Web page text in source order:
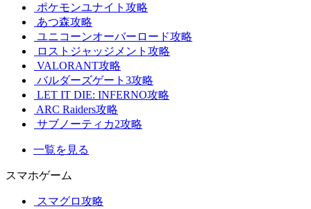
ポケモンユナイト攻略
あつ森攻略
ユニコーンオーバーロード攻略
ロストジャッジメント攻略
VALORANT攻略
バルダーズゲート3攻略
LET IT DIE: INFERNO攻略
ARC Raiders攻略
サブノーティカ2攻略
一覧を見る
スマホゲーム
スマグロ攻略